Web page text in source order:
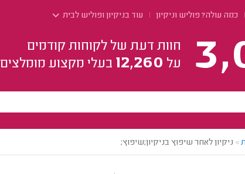
כמה עולה? פוליש וניקיון עוד בניקיון ופוליש לבית
חוות דעת של לקוחות קודמים
על 12,260 בעלי מקצוע מומלצים
> ניקיון לאחר שיפוץ בניקיון;שיפוץ;